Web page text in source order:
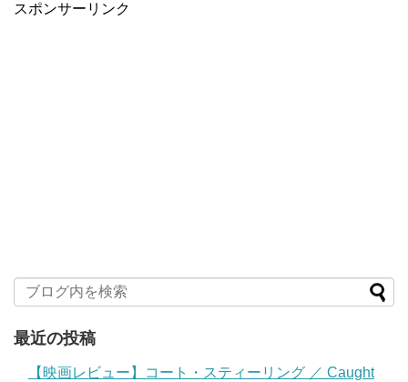
スポンサーリンク
最近の投稿
【映画レビュー】コート・スティーリング ／ Caught